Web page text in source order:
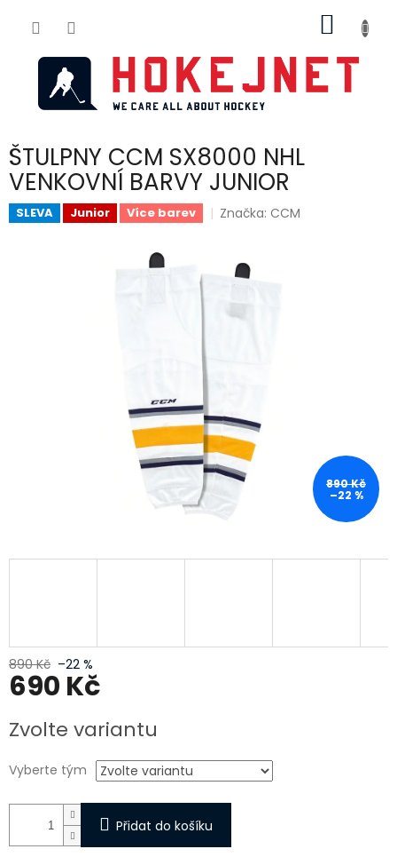
KOŠÍK
ŠTULPNY CCM SX8000 NHL
VENKOVNÍ BARVY JUNIOR
SLEVA Junior Více barev Značka:CCM
890 Kč
–22 %
890 Kč –22 %
690 Kč
cena:
Zvolte variantu
Vyberte tým
Přidat do košíku